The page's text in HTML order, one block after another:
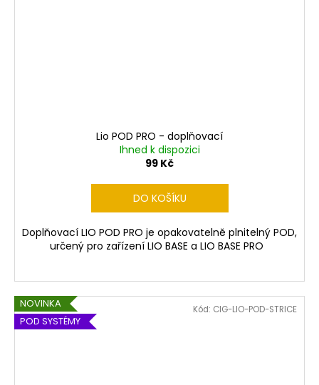
Lio POD PRO - doplňovací
Ihned k dispozici
99 Kč
DO KOŠÍKU
Doplňovací LIO POD PRO je opakovatelně plnitelný POD,
určený pro zařízení LIO BASE a LIO BASE PRO
NOVINKA
POD SYSTÉMY
Kód: CIG-LIO-POD-STRICE